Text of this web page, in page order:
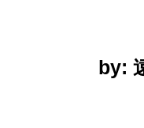
by: